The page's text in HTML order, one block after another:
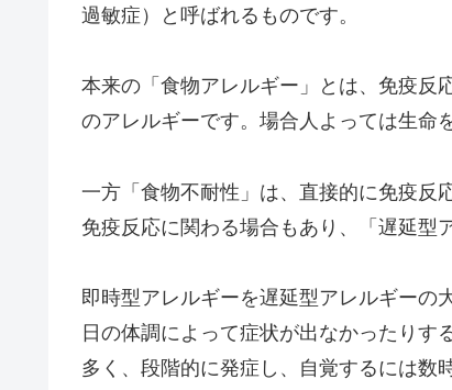
過敏症）と呼ばれるものです。
本来の「食物アレルギー」とは、免疫反
のアレルギーです。場合人よっては生命
一方「食物不耐性」は、直接的に免疫反
免疫反応に関わる場合もあり、「遅延型
即時型アレルギーを遅延型アレルギーの
日の体調によって症状が出なかったりす
多く、段階的に発症し、自覚するには数